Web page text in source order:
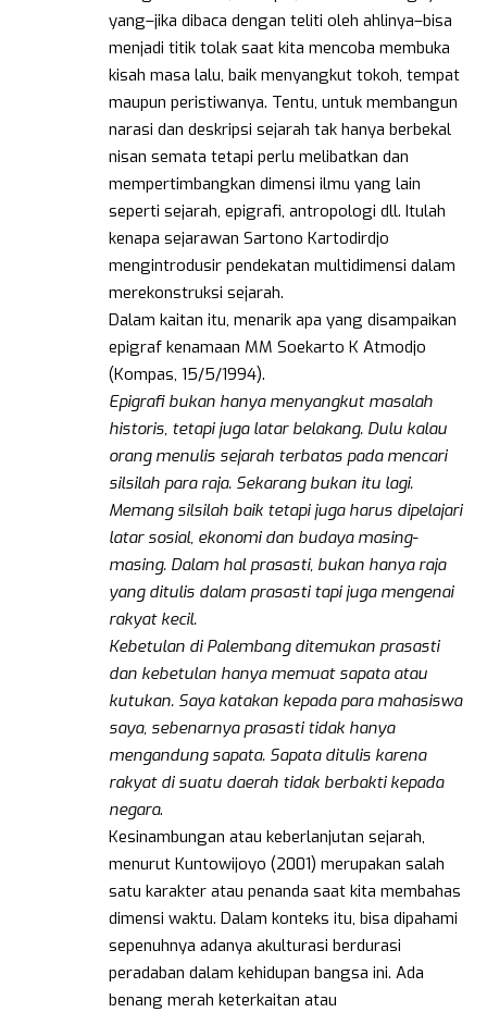
yang–jika dibaca dengan teliti oleh ahlinya–bisa
menjadi titik tolak saat kita mencoba membuka
kisah masa lalu, baik menyangkut tokoh, tempat
maupun peristiwanya. Tentu, untuk membangun
narasi dan deskripsi sejarah tak hanya berbekal
nisan semata tetapi perlu melibatkan dan
mempertimbangkan dimensi ilmu yang lain
seperti sejarah, epigrafi, antropologi dll. Itulah
kenapa sejarawan Sartono Kartodirdjo
mengintrodusir pendekatan multidimensi dalam
merekonstruksi sejarah.
Dalam kaitan itu, menarik apa yang disampaikan
epigraf kenamaan MM Soekarto K Atmodjo
(Kompas, 15/5/1994).
Epigrafi bukan hanya menyangkut masalah
historis, tetapi juga latar belakang. Dulu kalau
orang menulis sejarah terbatas pada mencari
silsilah para raja. Sekarang bukan itu lagi.
Memang silsilah baik tetapi juga harus dipelajari
latar sosial, ekonomi dan budaya masing-
masing. Dalam hal prasasti, bukan hanya raja
yang ditulis dalam prasasti tapi juga mengenai
rakyat kecil.
Kebetulan di Palembang ditemukan prasasti
dan kebetulan hanya memuat sapata atau
kutukan. Saya katakan kepada para mahasiswa
saya, sebenarnya prasasti tidak hanya
mengandung sapata. Sapata ditulis karena
rakyat di suatu daerah tidak berbakti kepada
negara.
Kesinambungan atau keberlanjutan sejarah,
menurut Kuntowijoyo (2001) merupakan salah
satu karakter atau penanda saat kita membahas
dimensi waktu. Dalam konteks itu, bisa dipahami
sepenuhnya adanya akulturasi berdurasi
peradaban dalam kehidupan bangsa ini. Ada
benang merah keterkaitan atau